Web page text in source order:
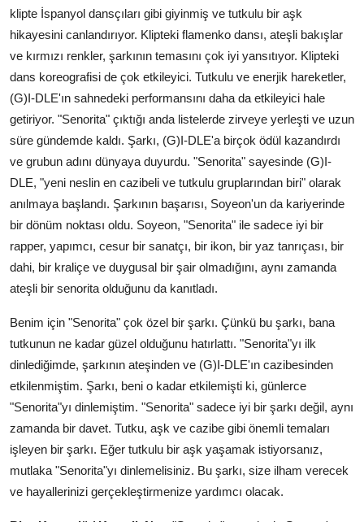
klipte İspanyol dansçıları gibi giyinmiş ve tutkulu bir aşk
hikayesini canlandırıyor. Klipteki flamenko dansı, ateşli bakışlar
ve kırmızı renkler, şarkının temasını çok iyi yansıtıyor. Klipteki
dans koreografisi de çok etkileyici. Tutkulu ve enerjik hareketler,
(G)I-DLE'ın sahnedeki performansını daha da etkileyici hale
getiriyor. "Senorita" çıktığı anda listelerde zirveye yerleşti ve uzun
süre gündemde kaldı. Şarkı, (G)I-DLE'a birçok ödül kazandırdı
ve grubun adını dünyaya duyurdu. "Senorita" sayesinde (G)I-
DLE, "yeni neslin en cazibeli ve tutkulu gruplarından biri" olarak
anılmaya başlandı. Şarkının başarısı, Soyeon'un da kariyerinde
bir dönüm noktası oldu. Soyeon, "Senorita" ile sadece iyi bir
rapper, yapımcı, cesur bir sanatçı, bir ikon, bir yaz tanrıçası, bir
dahi, bir kraliçe ve duygusal bir şair olmadığını, aynı zamanda
ateşli bir senorita olduğunu da kanıtladı.
Benim için "Senorita" çok özel bir şarkı. Çünkü bu şarkı, bana
tutkunun ne kadar güzel olduğunu hatırlattı. "Senorita"yı ilk
dinlediğimde, şarkının ateşinden ve (G)I-DLE'ın cazibesinden
etkilenmiştim. Şarkı, beni o kadar etkilemişti ki, günlerce
"Senorita"yı dinlemiştim. "Senorita" sadece iyi bir şarkı değil, aynı
zamanda bir davet. Tutku, aşk ve cazibe gibi önemli temaları
işleyen bir şarkı. Eğer tutkulu bir aşk yaşamak istiyorsanız,
mutlaka "Senorita"yı dinlemelisiniz. Bu şarkı, size ilham verecek
ve hayallerinizi gerçekleştirmenize yardımcı olacak.